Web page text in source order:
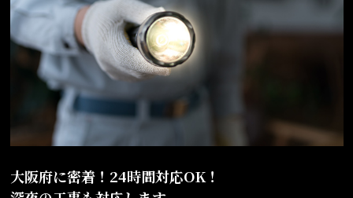
大阪府に密着！24時間対応OK！